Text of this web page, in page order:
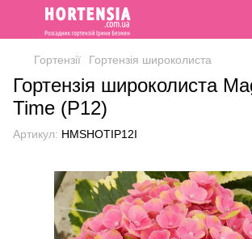
Гортензії Гортензія широколиста
Гортензія широколиста
Time (P12)
Артикул: HMSHOTIP12I